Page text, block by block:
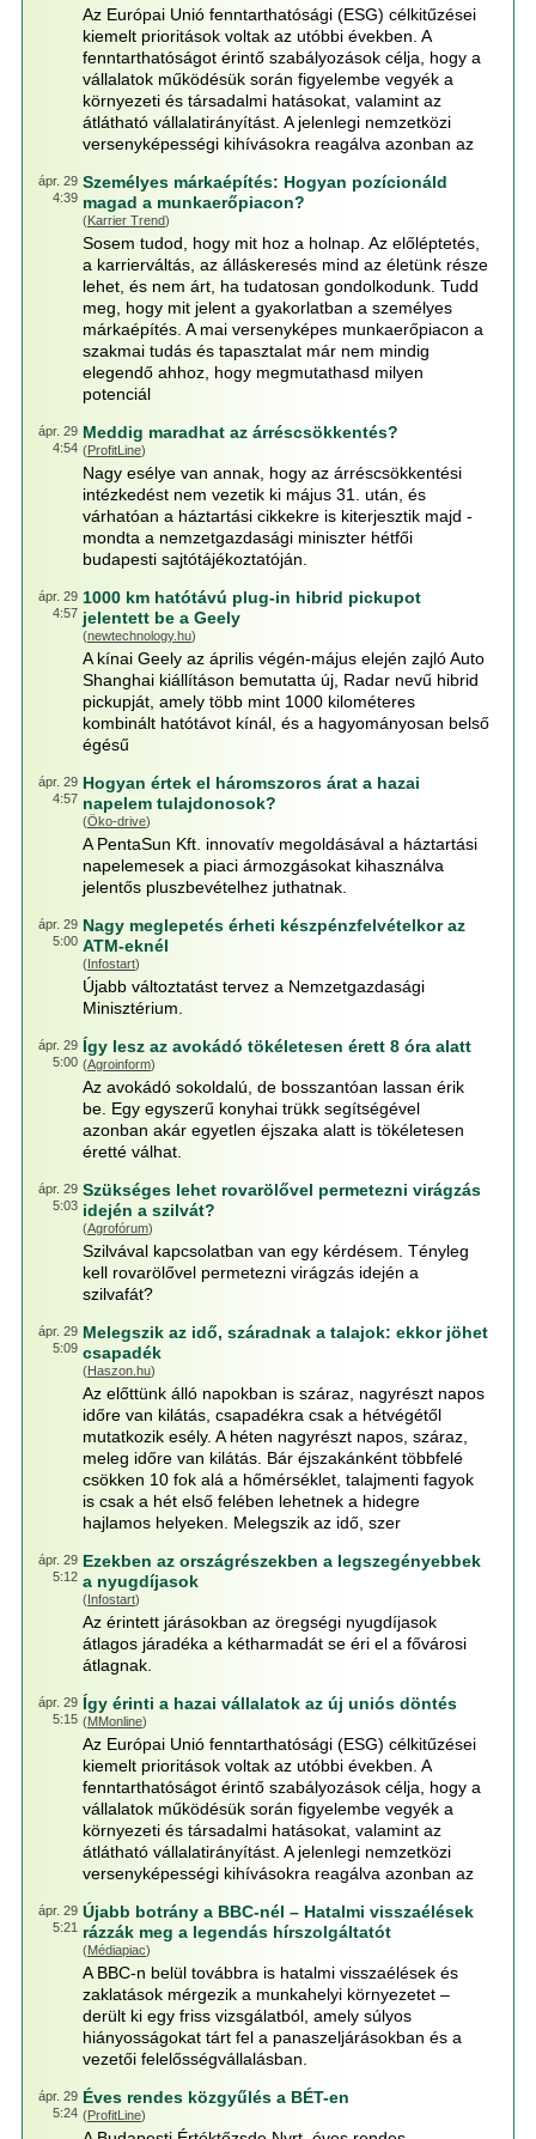
Az Európai Unió fenntarthatósági (ESG) célkitűzései
kiemelt prioritások voltak az utóbbi években. A
fenntarthatóságot érintő szabályozások célja, hogy a
vállalatok működésük során figyelembe vegyék a
környezeti és társadalmi hatásokat, valamint az
átlátható vállalatirányítást. A jelenlegi nemzetközi
versenyképességi kihívásokra reagálva azonban az
ápr. 29
4:39
Személyes márkaépítés: Hogyan pozícionáld
magad a munkaerőpiacon?
(Karrier Trend)
Sosem tudod, hogy mit hoz a holnap. Az előléptetés,
a karrierváltás, az álláskeresés mind az életünk része
lehet, és nem árt, ha tudatosan gondolkodunk. Tudd
meg, hogy mit jelent a gyakorlatban a személyes
márkaépítés. A mai versenyképes munkaerőpiacon a
szakmai tudás és tapasztalat már nem mindig
elegendő ahhoz, hogy megmutathasd milyen
potenciál
ápr. 29
4:54
Meddig maradhat az árréscsökkentés?
(ProfitLine)
Nagy esélye van annak, hogy az árréscsökkentési
intézkedést nem vezetik ki május 31. után, és
várhatóan a háztartási cikkekre is kiterjesztik majd -
mondta a nemzetgazdasági miniszter hétfői
budapesti sajtótájékoztatóján.
ápr. 29
4:57
1000 km hatótávú plug-in hibrid pickupot
jelentett be a Geely
(newtechnology.hu)
A kínai Geely az április végén-május elején zajló Auto
Shanghai kiállításon bemutatta új, Radar nevű hibrid
pickupját, amely több mint 1000 kilométeres
kombinált hatótávot kínál, és a hagyományosan belső
égésű
ápr. 29
4:57
Hogyan értek el háromszoros árat a hazai
napelem tulajdonosok?
(Öko-drive)
A PentaSun Kft. innovatív megoldásával a háztartási
napelemesek a piaci ármozgásokat kihasználva
jelentős pluszbevételhez juthatnak.
ápr. 29
5:00
Nagy meglepetés érheti készpénzfelvételkor az
ATM-eknél
(Infostart)
Újabb változtatást tervez a Nemzetgazdasági
Minisztérium.
ápr. 29
5:00
Így lesz az avokádó tökéletesen érett 8 óra alatt
(Agroinform)
Az avokádó sokoldalú, de bosszantóan lassan érik
be. Egy egyszerű konyhai trükk segítségével
azonban akár egyetlen éjszaka alatt is tökéletesen
éretté válhat.
ápr. 29
5:03
Szükséges lehet rovarölővel permetezni virágzás
idején a szilvát?
(Agrofórum)
Szilvával kapcsolatban van egy kérdésem. Tényleg
kell rovarölővel permetezni virágzás idején a
szilvafát?
ápr. 29
5:09
Melegszik az idő, száradnak a talajok: ekkor jöhet
csapadék
(Haszon.hu)
Az előttünk álló napokban is száraz, nagyrészt napos
időre van kilátás, csapadékra csak a hétvégétől
mutatkozik esély. A héten nagyrészt napos, száraz,
meleg időre van kilátás. Bár éjszakánként többfelé
csökken 10 fok alá a hőmérséklet, talajmenti fagyok
is csak a hét első felében lehetnek a hidegre
hajlamos helyeken. Melegszik az idő, szer
ápr. 29
5:12
Ezekben az országrészekben a legszegényebbek
a nyugdíjasok
(Infostart)
Az érintett járásokban az öregségi nyugdíjasok
átlagos járadéka a kétharmadát se éri el a fővárosi
átlagnak.
ápr. 29
5:15
Így érinti a hazai vállalatok az új uniós döntés
(MMonline)
Az Európai Unió fenntarthatósági (ESG) célkitűzései
kiemelt prioritások voltak az utóbbi években. A
fenntarthatóságot érintő szabályozások célja, hogy a
vállalatok működésük során figyelembe vegyék a
környezeti és társadalmi hatásokat, valamint az
átlátható vállalatirányítást. A jelenlegi nemzetközi
versenyképességi kihívásokra reagálva azonban az
ápr. 29
5:21
Újabb botrány a BBC-nél – Hatalmi visszaélések
rázzák meg a legendás hírszolgáltatót
(Médiapiac)
A BBC-n belül továbbra is hatalmi visszaélések és
zaklatások mérgezik a munkahelyi környezetet –
derült ki egy friss vizsgálatból, amely súlyos
hiányosságokat tárt fel a panaszeljárásokban és a
vezetői felelősségvállalásban.
ápr. 29
5:24
Éves rendes közgyűlés a BÉT-en
(ProfitLine)